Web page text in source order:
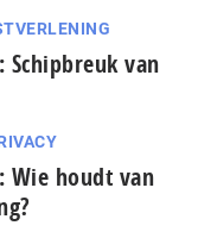
van
Wie houdt van